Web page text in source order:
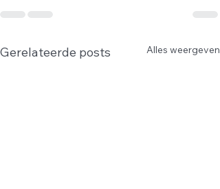
Gerelateerde posts Alles weergeven